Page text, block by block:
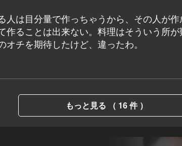
人は目分量で作っちゃうから、その人が
作ることは出来ない。料理はそういう所
チを期待したけど、違ったわ。
もっと見る （ 16 件 ）